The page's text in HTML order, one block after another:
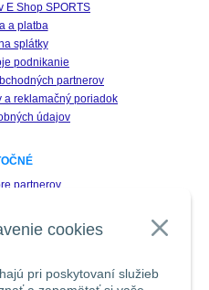
cookies
pri poskytovaní služieb
E Shop SPORTS
a platba
splátky
podnikanie
partnerov
a reklamačný poriadok
údajov
partnerov
heslo